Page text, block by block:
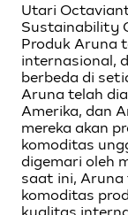
Utari
Sustainability
Produk Aruna
internasional,
berbeda di
Aruna telah
Amerika, dan
mereka akan
komoditas
digemari oleh
saat ini, Aruna
komoditas